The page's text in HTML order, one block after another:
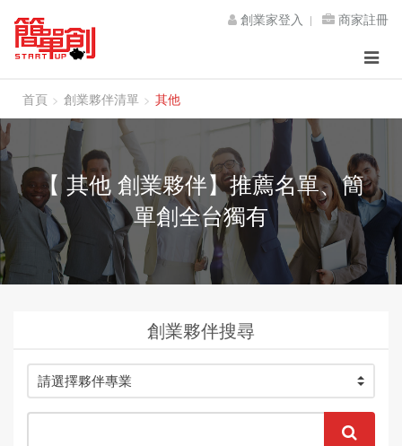
創業家登入 商家註冊
Toggle
首頁 創業夥伴清單 其他
【 其他 創業夥伴】推薦名單、簡
單創全台獨有
創業夥伴搜尋